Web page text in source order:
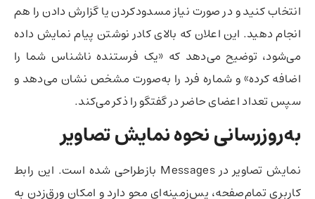
انتخاب کنید و در صورت نیاز مسدودکردن یا گزارش دادن را هم
انجام دهید. این اعلان که بالای کادر نوشتن پیام نمایش داده
می‌شود، توضیح می‌دهد که «یک فرستنده ناشناس شما را
اضافه کرده» و شماره فرد را به‌صورت مشخص نشان می‌دهد و
سپس تعداد اعضای حاضر در گفتگو را ذکر می‌کند.
به‌روزرسانی نحوه نمایش تصاویر
نمایش تصاویر در Messages بازطراحی شده است. این رابط
کاربری تمام‌صفحه، پس‌زمینه‌ای محو دارد و امکان ورق‌زدن به